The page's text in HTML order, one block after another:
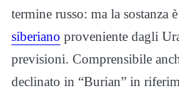
termine russo: ma la sostanza
siberiano proveniente dagli
previsioni. Comprensibile
declinato in “Burian” in